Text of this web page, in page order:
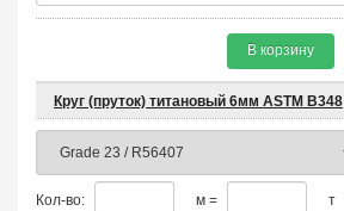
В корзину
Круг (пруток) титановый 6мм ASTM B348
Кол-во: м = т